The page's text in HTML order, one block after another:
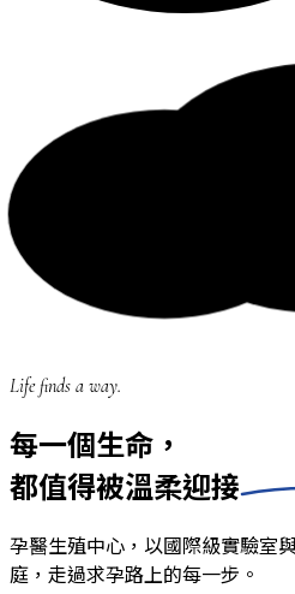
Life finds a way.
每一個生命，
都值得被溫柔迎接
孕醫生殖中心，以國際級實驗室
庭，走過求孕路上的每一步。